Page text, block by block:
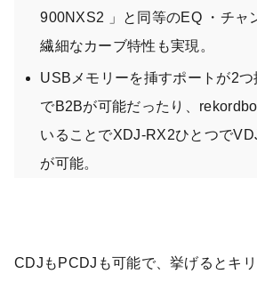
900NXS2
」と同等のEQ ・チャ
繊細なカーブ特性も実現。
USBメモリーを挿すポートが2つ
でB2Bが可能だったり、
いることでXDJ-RX2ひとつで
が可能。
CDJもPCDJも可能で、挙げるとキ